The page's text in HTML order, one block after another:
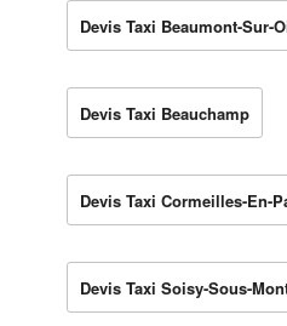
Devis Taxi Beaumont-Sur-
Devis Taxi Beauchamp
Devis Taxi Cormeilles-En-
Devis Taxi Soisy-Sous-